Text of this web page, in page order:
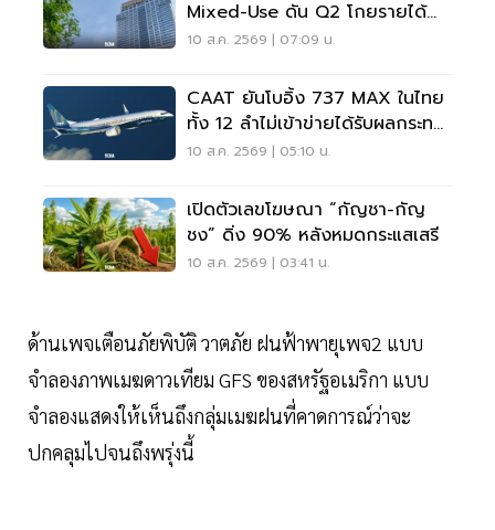
Mixed-Use ดัน Q2 โกยรายได้
1.3 หมื่นล้าน
10 ส.ค. 2569 | 07:09 น.
CAAT ยันโบอิ้ง 737 MAX ในไทย
ทั้ง 12 ลำไม่เข้าข่ายได้รับผลกระทบ
จากคำสั่ง FAA
10 ส.ค. 2569 | 05:10 น.
เปิดตัวเลขโฆษณา “กัญชา-กัญ
ชง” ดิ่ง 90% หลังหมดกระแสเสรี
10 ส.ค. 2569 | 03:41 น.
ด้านเพจเตือนภัยพิบัติ วาตภัย ฝนฟ้าพายุเพจ2 แบบ
จำลองภาพเมฆดาวเทียม GFS ของสหรัฐอเมริกา แบบ
จำลองแสดงให้เห็นถึงกลุ่มเมฆฝนที่คาดการณ์ว่าจะ
ปกคลุมไปจนถึงพรุ่งนี้